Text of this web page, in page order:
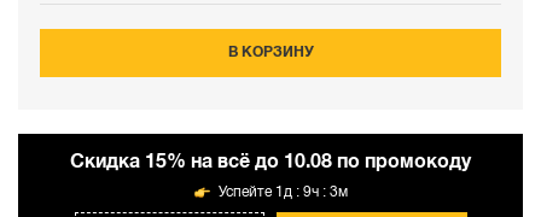
В КОРЗИНУ
Cкидка 15% на всё до 10.08 по промокоду
1д : 9ч : 3м